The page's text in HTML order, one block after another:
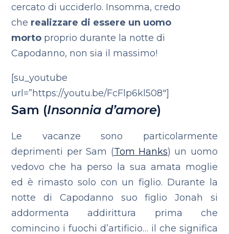
cercato di ucciderlo. Insomma, credo
che realizzare di essere un uomo
morto proprio durante la notte di
Capodanno, non sia il massimo!
[su_youtube
url=”https://youtu.be/FcFlp6kl508″]
Sam (Insonnia d’amore)
Le vacanze sono particolarmente
deprimenti per Sam (Tom Hanks) un uomo
vedovo che ha perso la sua amata moglie
ed è rimasto solo con un figlio. Durante la
notte di Capodanno suo figlio Jonah si
addormenta addirittura prima che
comincino i fuochi d’artificio… il che significa